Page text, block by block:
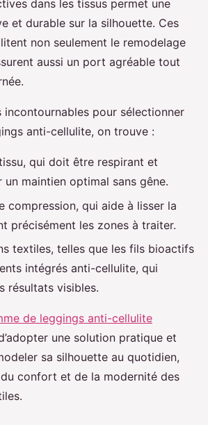
dans les tissus permet une
et durable sur la silhouette. Ces
non seulement le remodelage
aussi un port agréable tout
incontournables pour sélectionner
anti-cellulite, on trouve :
qui doit être respirant et
un maintien optimal sans gêne.
compression, qui aide à lisser la
précisément les zones à traiter.
textiles, telles que les fils bioactifs
intégrés anti-cellulite, qui
résultats visibles.
de leggings anti-cellulite
une solution pratique et
sa silhouette au quotidien,
confort et de la modernité des